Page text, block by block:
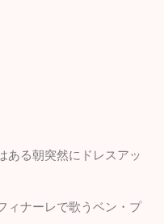
ある朝突然にドレスアッ
ィナーレで歌うベン・プ